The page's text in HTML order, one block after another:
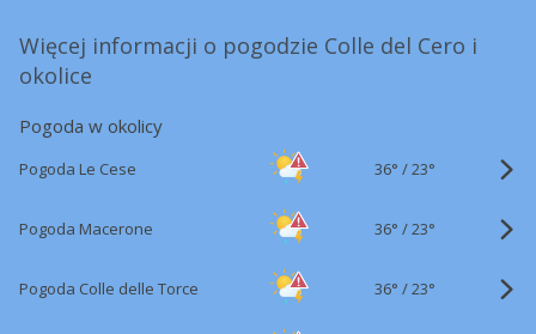
Więcej informacji o pogodzie Colle del Cero i
okolice
Pogoda w okolicy
Pogoda Le Cese 36° /23°
Pogoda Macerone 36° /23°
Pogoda Colle delle Torce 36° /23°